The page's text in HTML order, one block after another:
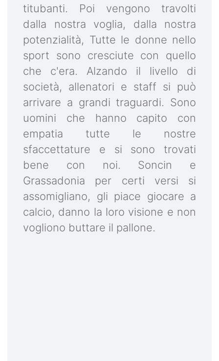
titubanti. Poi vengono travolti
dalla nostra voglia, dalla nostra
potenzialità, Tutte le donne nello
sport sono cresciute con quello
che c'era. Alzando il livello di
società, allenatori e staff si può
arrivare a grandi traguardi. Sono
uomini che hanno capito con
empatia tutte le nostre
sfaccettature e si sono trovati
bene con noi. Soncin e
Grassadonia per certi versi si
assomigliano, gli piace giocare a
calcio, danno la loro visione e non
vogliono buttare il pallone.